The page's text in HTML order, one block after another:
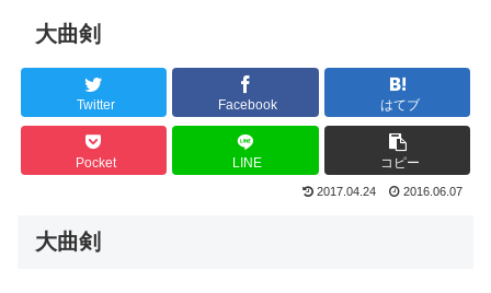
大曲剣
Twitter Facebook はてブ
Pocket LINE コピー
2017.04.24 2016.06.07
大曲剣